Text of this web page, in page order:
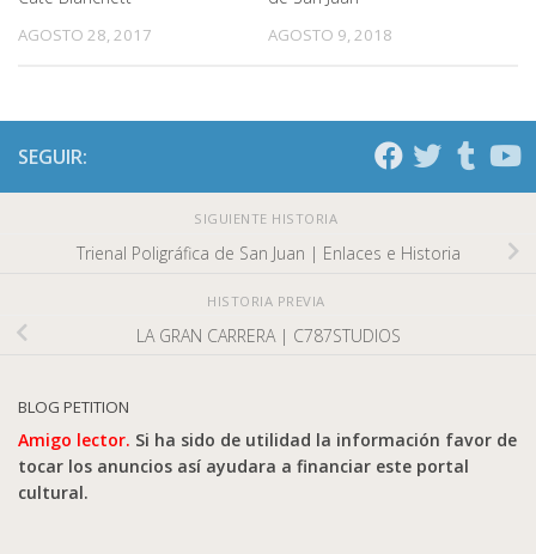
AGOSTO 28, 2017 AGOSTO 9, 2018
SEGUIR:
SIGUIENTE HISTORIA
Trienal Poligráfica de San Juan | Enlaces e Historia
HISTORIA PREVIA
LA GRAN CARRERA | C787STUDIOS
BLOG PETITION
Amigo lector. Si ha sido de utilidad la información favor de
tocar los anuncios así ayudara a financiar este portal
cultural.